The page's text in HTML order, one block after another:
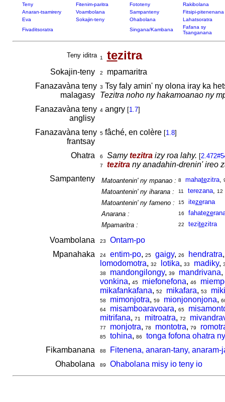
Teny Fitenim-paritra Fototeny
Rakibolana
Anaran-tsamirery
Voambolana Sampanteny
Fitsipi-pitenenana
Eva
Sokajin-teny Ohabolana
Lahatsoratra
Fivaditsoratra
Singana/Kambana
Fafana sy
Tsanganana
Teny iditra 1 tezitra
Sokajin-teny 2
mpamaritra
Fanazavàna teny
malagasy
3 Tsy faly amin' ny olona iray ka
Tezitra noho ny hakamoanao ny
Fanazavàna teny
anglisy
4angry [1.7]
Fanazavàna teny
frantsay
5fâché, en colère [1.8]
Ohatra 6 Samytezitraizy roa lahy. [
7 tezitrany anadahin-drenin' ireo
Sampanteny
Matoantenin' ny mpanao : 8 mahatezitra,
Matoantenin' ny iharana : 11 terezana, 12
Matoantenin' ny fameno : 15 itezerana
Anarana :
16 fahateze
Mpamaritra :
22 tezitezitra
Voambolana 23
Ontam-po
Mpanahaka
24 entim-po, 25 gaigy, 26 hendratra
lomodomotra, 32 lotika, 33 madiky,
38
mandongilongy, 39 mandrivana,
vonkina, 45 miefonefona, 46
mikafankafana, 52 mikafara, 53
58 mimonjotra, 59 mionjononjona,
64
misamboaravoara, 65
mitrifana, 71 mitroatra, 72
77 monjotra, 78 montotra, 79
85 tohina, 86
tonga fofona ohatra
Fikambanana
88
Fitenena, anaran-tany,
Ohabolana
89 Ohabolana misy io teny io